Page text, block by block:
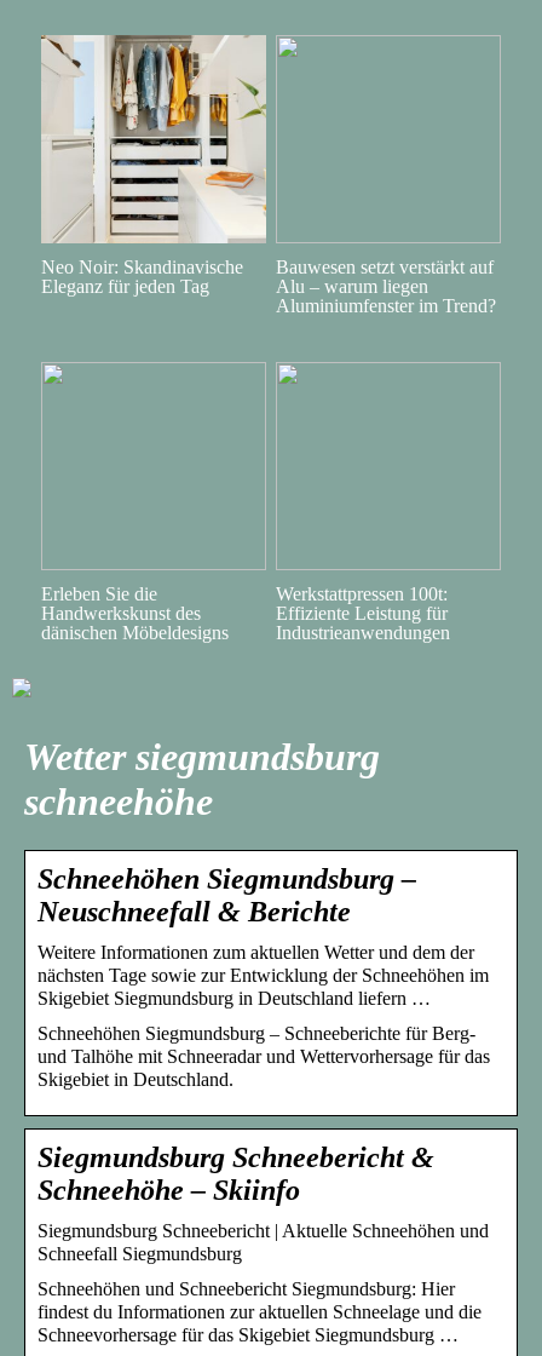
Neo Noir: Skandinavische
Eleganz für jeden Tag
Bauwesen setzt verstärkt auf
Alu – warum liegen
Aluminiumfenster im Trend?
Erleben Sie die
Handwerkskunst des
dänischen Möbeldesigns
Werkstattpressen 100t:
Effiziente Leistung für
Industrieanwendungen
Wetter siegmundsburg
schneehöhe
Schneehöhen Siegmundsburg –
Neuschneefall & Berichte
Weitere Informationen zum aktuellen Wetter und dem der
nächsten Tage sowie zur Entwicklung der Schneehöhen im
Skigebiet Siegmundsburg in Deutschland liefern …
Schneehöhen Siegmundsburg – Schneeberichte für Berg-
und Talhöhe mit Schneeradar und Wettervorhersage für das
Skigebiet in Deutschland.
Siegmundsburg Schneebericht &
Schneehöhe – Skiinfo
Siegmundsburg Schneebericht | Aktuelle Schneehöhen und
Schneefall Siegmundsburg
Schneehöhen und Schneebericht Siegmundsburg: Hier
findest du Informationen zur aktuellen Schneelage und die
Schneevorhersage für das Skigebiet Siegmundsburg …